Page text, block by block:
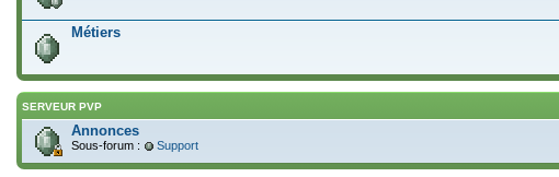
Métiers
SERVEUR PVP
Annonces
Sous-forum : Support